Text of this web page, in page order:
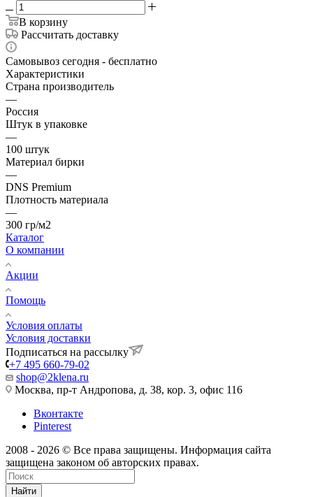
В корзину
Рассчитать доставку
Самовывоз сегодня - бесплатно
Характеристики
Страна производитель
—
Россия
Штук в упаковке
—
100 штук
Материал бирки
—
DNS Premium
Плотность материала
—
300 гр/м2
Каталог
О компании
Акции
Помощь
Условия оплаты
Условия доставки
Подписаться на рассылку
+7 495 660-79-02
shop@2klena.ru
Москва, пр-т Андропова, д. 38, кор. 3, офис 116
Вконтакте
Pinterest
2008 - 2026 © Все права защищены. Информация сайта
защищена законом об авторских правах.
Найти